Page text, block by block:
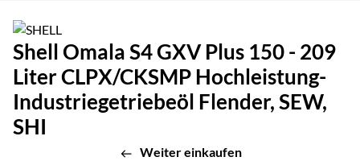
Shell Omala S4 GXV Plus 150 - 209
Liter CLPX/CKSMP Hochleistung-
Industriegetriebeöl Flender, SEW,
SHI
Weiter einkaufen